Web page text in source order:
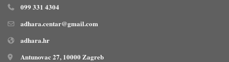
099 331 4304
adhara.centar@gmail.com
adhara.hr
Antunovac 27, 10000 Zagreb